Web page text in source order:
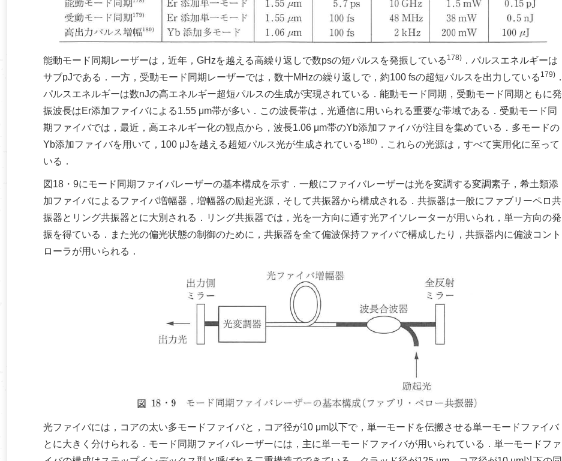
能動モード同期レーザーは，近年，GHzを越える高繰り返しで数psの短パルスを発振している 178) ．パルスエネルギーは
サブpJである．一方，受動モード同期レーザーでは，数十MHzの繰り返しで，約100 fsの超短パルスを出力している 179) ．
パルスエネルギーは数nJの高エネルギー超短パルスの生成が実現されている．能動モード同期，受動モード同期ともに発
振波長はEr添加ファイバによる1.55 μm帯が多い．この波長帯は，光通信に用いられる重要な帯域である．受動モード同
期ファイバでは，最近，高エネルギー化の観点から，波長1.06 μm帯のYb添加ファイバが注目を集めている．多モードの
Yb添加ファイバを用いて，100 μJを越える超短パルス光が生成されている 180) ．これらの光源は，すべて実用化に至って
いる．
図18・9にモード同期ファイバレーザーの基本構成を示す．一般にファイバレーザーは光を変調する変調素子，希土類添
加ファイバによるファイバ増幅器，増幅器の励起光源，そして共振器から構成される．共振器は一般にファブリーペロ共
振器とリング共振器とに大別される．リング共振器では，光を一方向に通す光アイソレーターが用いられ，単一方向の発
振を得ている．また光の偏光状態の制御のために，共振器を全て偏波保持ファイバで構成したり，共振器内に偏波コント
ローラが用いられる．
光ファイバには，コアの太い多モードファイバと，コア径が10 μm以下で，単一モードを伝搬させる単一モードファイバ
とに大きく分けられる．モード同期ファイバレーザーには，主に単一モードファイバが用いられている．単一モードファ